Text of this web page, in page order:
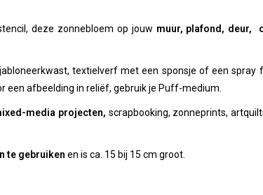
deze zonnebloem op jouw muur, plafond, deur,
textielverf met een sponsje of een spray
een afbeelding in reliëf, gebruik je Puff-medium.
media projecten, scrapbooking, zonneprints,
te gebruiken en is ca. 15 bij 15 cm groot.